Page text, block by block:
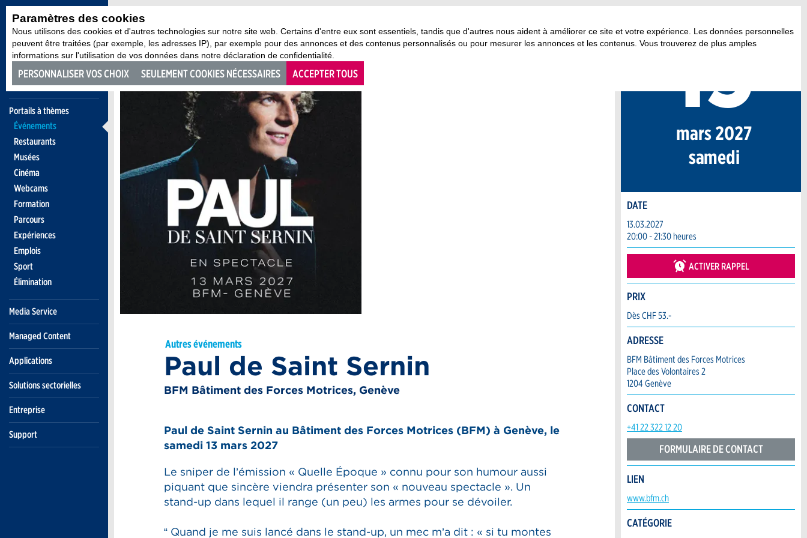
Paramètres des cookies
Nous utilisons des cookies et d'autres technologies sur notre site web. Certains d'entre eux sont essentiels, tandis que d'autres nous aident à améliorer ce site et votre expérience. Les données personnelles
peuvent être traitées (par exemple, les adresses IP), par exemple pour des annonces et des contenus personnalisés ou pour mesurer les annonces et les contenus. Vous trouverez de plus amples
informations sur l'utilisation de vos données dans notre déclaration de confidentialité.
PERSONNALISER VOS CHOIX SEULEMENT COOKIES NÉCESSAIRES ACCEPTER TOUS
Portails à thèmes
Événements
Restaurants
Musées
Cinéma
Webcams
Formation
Parcours
Expériences
Emplois
Sport
Élimination
Media Service
Managed Content
Applications
Solutions sectorielles
Entreprise
Support
Autres événements
Paul de Saint Sernin
BFM Bâtiment des Forces Motrices, Genève
Paul de Saint Sernin au Bâtiment des Forces Motrices (BFM) à Genève, le
samedi 13 mars 2027
Le sniper de l’émission « Quelle Époque » connu pour son humour aussi
piquant que sincère viendra présenter son « nouveau spectacle ». Un
stand-up dans lequel il range (un peu) les armes pour se dévoiler.
“ Quand je me suis lancé dans le stand-up, un mec m’a dit : « si tu montes
samedi
13
. mars 2027
DATE
13.03.2027
20:00 - 21:30 heures
ACTIVER RAPPEL
PRIX
Dès CHF 53.-
ADRESSE
BFM Bâtiment des Forces Motrices
Place des Volontaires 2
1204 Genève
CONTACT
+41 22 322 12 20
FORMULAIRE DE CONTACT
LIEN
www.bfm.ch
CATÉGORIE